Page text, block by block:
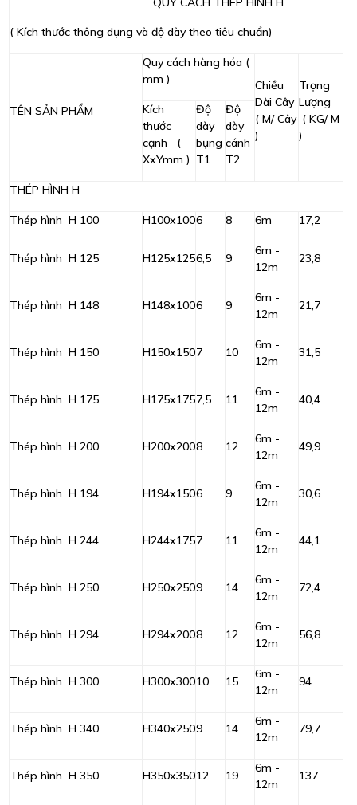
( Kích thước thông dụng và độ dày theo tiêu chuẩn)
TÊN SẢN PHẨM
Quy cách hàng hóa (
mm )
Chiều
Dài Cây
( M/ Cây
)
Trọng
Lượng
( KG/ M
)
Kích
thước
cạnh (
XxYmm )
Độ
dày
bụng
T1
Độ
dày
cánh
T2
THÉP HÌNH H
Thép hình H 100 H100x1006 8 6m 17,2
Thép hình H 125 H125x1256,5 9
6m -
12m
23,8
Thép hình H 148 H148x1006 9
6m -
12m
21,7
Thép hình H 150 H150x1507 10
6m -
12m
31,5
Thép hình H 175 H175x1757,5 11
6m -
12m
40,4
Thép hình H 200 H200x2008 12
6m -
12m
49,9
Thép hình H 194 H194x1506 9
6m -
12m
30,6
Thép hình H 244 H244x1757 11
6m -
12m
44,1
Thép hình H 250 H250x2509 14
6m -
12m
72,4
Thép hình H 294 H294x2008 12
6m -
12m
56,8
Thép hình H 300 H300x30010 15
6m -
12m
94
Thép hình H 340 H340x2509 14
6m -
12m
79,7
Thép hình H 350 H350x35012 19
6m -
12m
137